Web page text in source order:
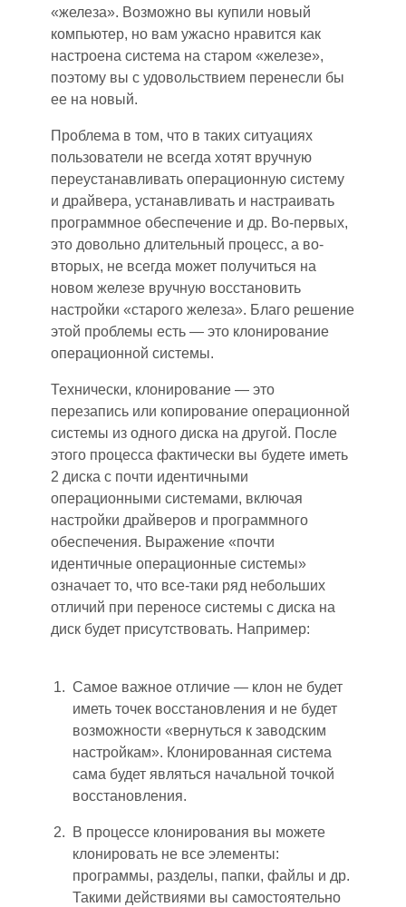
«железа». Возможно вы купили новый
компьютер, но вам ужасно нравится как
настроена система на старом «железе»,
поэтому вы с удовольствием перенесли бы
ее на новый.
Проблема в том, что в таких ситуациях
пользователи не всегда хотят вручную
переустанавливать операционную систему
и драйвера, устанавливать и настраивать
программное обеспечение и др. Во-первых,
это довольно длительный процесс, а во-
вторых, не всегда может получиться на
новом железе вручную восстановить
настройки «старого железа». Благо решение
этой проблемы есть — это клонирование
операционной системы.
Технически, клонирование — это
перезапись или копирование операционной
системы из одного диска на другой. После
этого процесса фактически вы будете иметь
2 диска с почти идентичными
операционными системами, включая
настройки драйверов и программного
обеспечения. Выражение «почти
идентичные операционные системы»
означает то, что все-таки ряд небольших
отличий при переносе системы с диска на
диск будет присутствовать. Например:
Самое важное отличие — клон не будет
иметь точек восстановления и не будет
возможности «вернуться к заводским
настройкам». Клонированная система
сама будет являться начальной точкой
восстановления.
В процессе клонирования вы можете
клонировать не все элементы:
программы, разделы, папки, файлы и др.
Такими действиями вы самостоятельно